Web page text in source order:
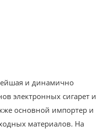
пароль?
и динамично
электронных сигарет и
основной импортер и
материалов. На